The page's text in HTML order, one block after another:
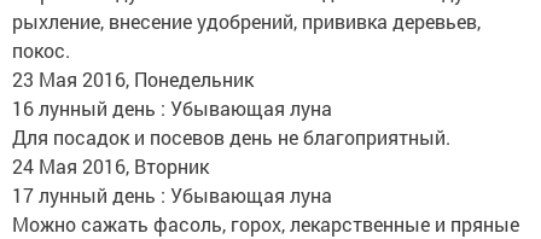
рыхление, внесение удобрений, прививка деревьев,
покос.
23 Мая 2016, Понедельник
16 лунный день : Убывающая луна
Для посадок и посевов день не благоприятный.
24 Мая 2016, Вторник
17 лунный день : Убывающая луна
Можно сажать фасоль, горох, лекарственные и пряные